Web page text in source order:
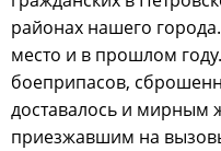
районах нашего
место и в прошлом
боеприпасов,
доставалось и мирным
приезжавшим на